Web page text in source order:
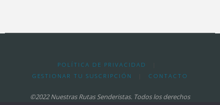
POLÍTICA DE PRIVACIDAD
GESTIONAR TU SUSCRIPCIÓN
CONTACTO
©2022 Nuestras Rutas Senderistas. Todos los derechos